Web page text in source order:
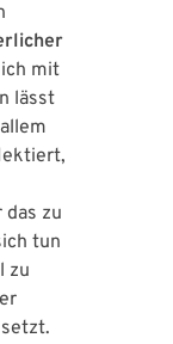
mit
lässt
zu
tun
zu